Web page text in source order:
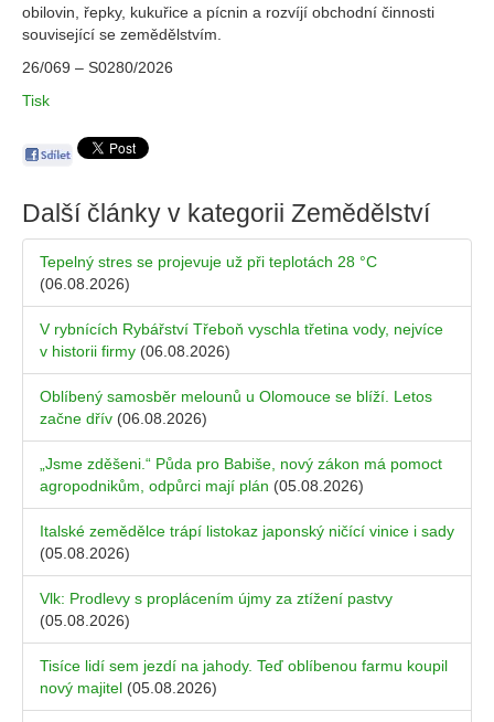
obilovin, řepky, kukuřice a pícnin a rozvíjí obchodní činnosti
související se zemědělstvím.
26/069 – S0280/2026
Tisk
Další články v kategorii Zemědělství
Tepelný stres se projevuje už při teplotách 28 °C
(06.08.2026)
V rybnících Rybářství Třeboň vyschla třetina vody, nejvíce
v historii firmy (06.08.2026)
Oblíbený samosběr melounů u Olomouce se blíží. Letos
začne dřív (06.08.2026)
„Jsme zděšeni.“ Půda pro Babiše, nový zákon má pomoct
agropodnikům, odpůrci mají plán (05.08.2026)
Italské zemědělce trápí listokaz japonský ničící vinice i sady
(05.08.2026)
Vlk: Prodlevy s proplácením újmy za ztížení pastvy
(05.08.2026)
Tisíce lidí sem jezdí na jahody. Teď oblíbenou farmu koupil
nový majitel (05.08.2026)